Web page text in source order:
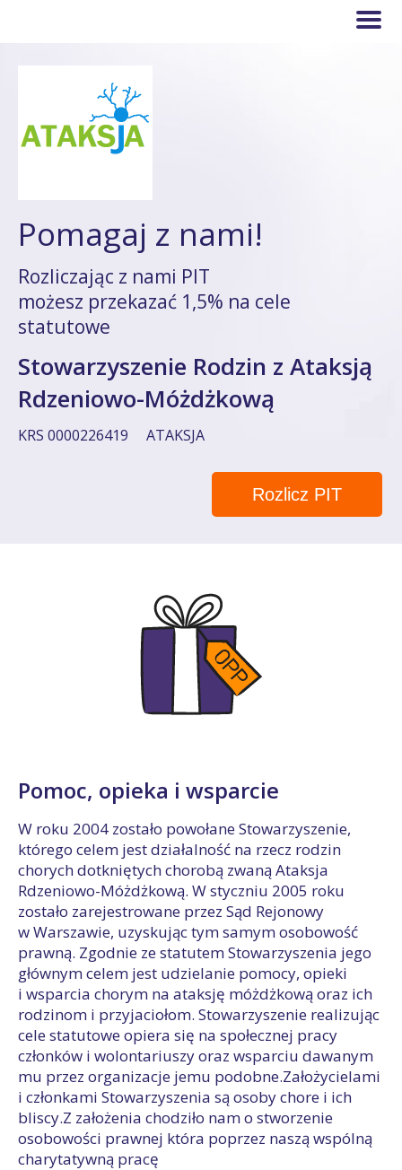
Pomagaj z nami!
Rozliczając z nami PIT
możesz przekazać 1,5% na cele
statutowe
Stowarzyszenie Rodzin z Ataksją
Rdzeniowo-Móżdżkową
KRS 0000226419 ATAKSJA
Rozlicz PIT
Pomoc, opieka i wsparcie
W roku 2004 zostało powołane Stowarzyszenie,
którego celem jest działalność na rzecz rodzin
chorych dotkniętych chorobą zwaną Ataksja
Rdzeniowo-Móżdżkową. W styczniu 2005 roku
zostało zarejestrowane przez Sąd Rejonowy
w Warszawie, uzyskując tym samym osobowość
prawną. Zgodnie ze statutem Stowarzyszenia jego
głównym celem jest udzielanie pomocy, opieki
i wsparcia chorym na ataksję móżdżkową oraz ich
rodzinom i przyjaciołom. Stowarzyszenie realizując
cele statutowe opiera się na społecznej pracy
członków i wolontariuszy oraz wsparciu dawanym
mu przez organizacje jemu podobne.Założycielami
i członkami Stowarzyszenia są osoby chore i ich
bliscy.Z założenia chodziło nam o stworzenie
osobowości prawnej która poprzez naszą wspólną
charytatywną pracę